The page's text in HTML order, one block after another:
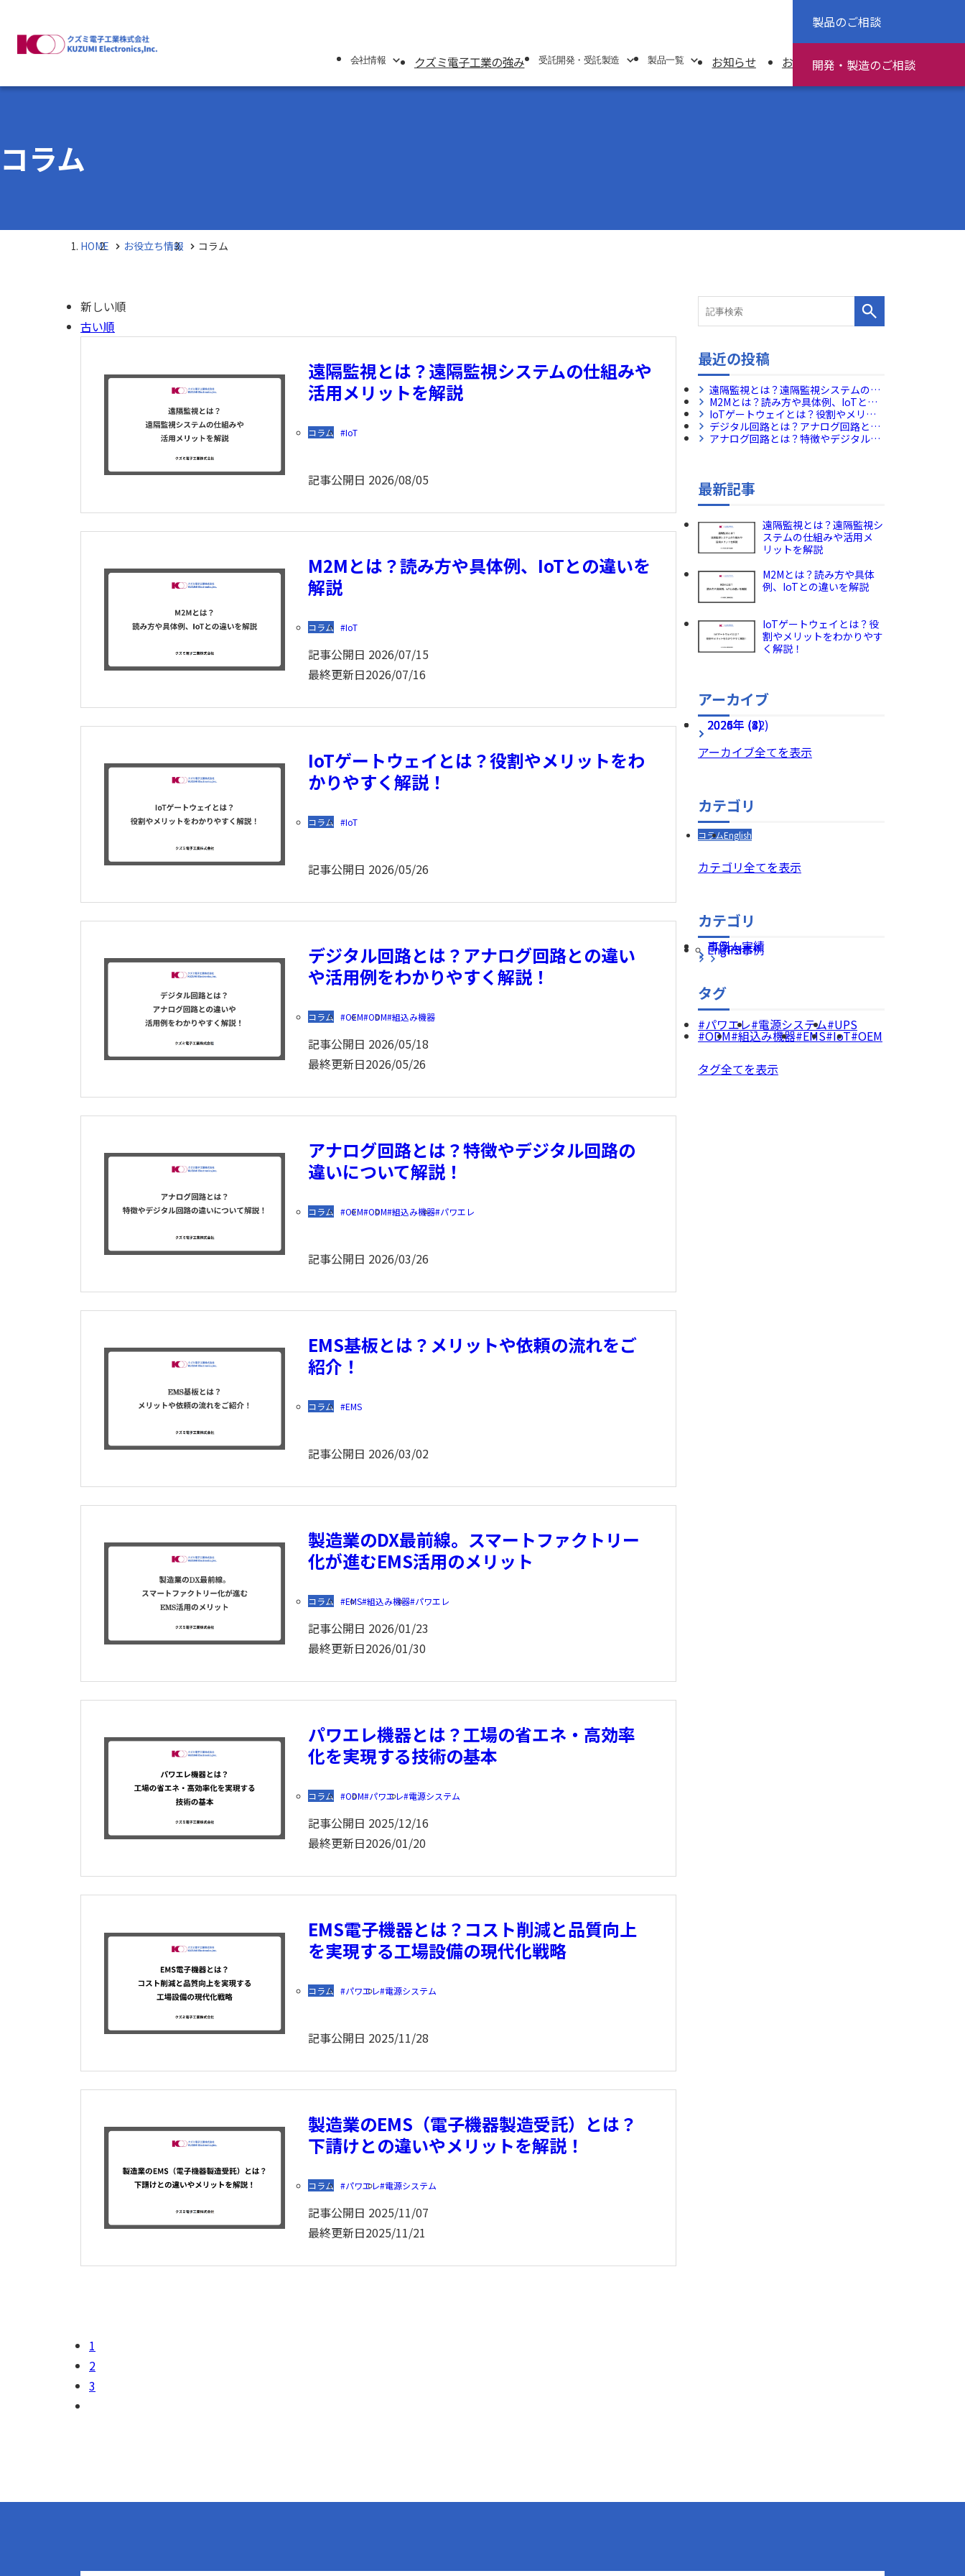
JP EN
会社情報 クズミ電子工業の強み 受託開発・受託製造 製品一覧 お知らせ お役立ち情報 資料ダウンロード
製品のご相談
開発・製造のご相談
コラム
HOME お役立ち情報 コラム
新しい順
古い順
遠隔監視とは？遠隔監視システムの仕組みや
活用メリットを解説
コラム IoT
記事公開日 2026/08/05
M2Mとは？読み方や具体例、IoTとの違いを
解説
コラム IoT
記事公開日 2026/07/15
最終更新日2026/07/16
IoTゲートウェイとは？役割やメリットをわ
かりやすく解説！
コラム IoT
記事公開日 2026/05/26
デジタル回路とは？アナログ回路との違い
や活用例をわかりやすく解説！
コラム OEM ODM 組込み機器
記事公開日 2026/05/18
最終更新日2026/05/26
アナログ回路とは？特徴やデジタル回路の
違いについて解説！
コラム OEM ODM 組込み機器 パワエレ
記事公開日 2026/03/26
EMS基板とは？メリットや依頼の流れをご
紹介！
コラム EMS
記事公開日 2026/03/02
製造業のDX最前線。スマートファクトリー
化が進むEMS活用のメリット
コラム EMS 組込み機器 パワエレ
記事公開日 2026/01/23
最終更新日2026/01/30
パワエレ機器とは？工場の省エネ・高効率
化を実現する技術の基本
コラム ODM パワエレ 電源システム
記事公開日 2025/12/16
最終更新日2026/01/20
EMS電子機器とは？コスト削減と品質向上
を実現する工場設備の現代化戦略
コラム パワエレ 電源システム
記事公開日 2025/11/28
製造業のEMS（電子機器製造受託）とは？
下請けとの違いやメリットを解説！
コラム パワエレ 電源システム
記事公開日 2025/11/07
最終更新日2025/11/21
1
2
3
最近の投稿
遠隔監視とは？遠隔監視システムの仕
組みや活用メリットを解説
M2Mとは？読み方や具体例、IoTとの
違いを解説
IoTゲートウェイとは？役割やメリッ
トをわかりやすく解説！
デジタル回路とは？アナログ回路との
違いや活用例をわかりやすく解説！
アナログ回路とは？特徴やデジタル回
最新記事
遠隔監視とは？遠隔監視シ
ステムの仕組みや活用メ
リットを解説
M2Mとは？読み方や具体
例、IoTとの違いを解説
IoTゲートウェイとは？役
割やメリットをわかりやす
く解説！
アーカイブ
2026年 (8)
2025年 (12)
2024年 (4)
アーカイブ全てを表示
カテゴリ
コラムEnglish
カテゴリ全てを表示
カテゴリ
コラム
事例・実績
UPS事例
English
タグ
パワエレ 電源システム UPS
ODM 組込み機器 EMS IoT OEM
タグ全てを表示